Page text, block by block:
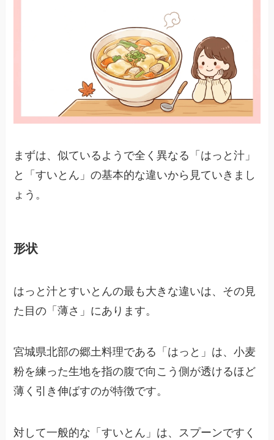
まずは、似ているようで全く異なる「はっと汁」
と「すいとん」の基本的な違いから見ていきまし
ょう。
形状
はっと汁とすいとんの最も大きな違いは、その見
た目の「薄さ」にあります。
宮城県北部の郷土料理である「はっと」は、小麦
粉を練った生地を指の腹で向こう側が透けるほど
薄く引き伸ばすのが特徴です。
対して一般的な「すいとん」は、スプーンですく